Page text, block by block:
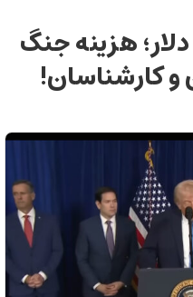
دلار؛ هزینه جنگ
و کارشناسان!